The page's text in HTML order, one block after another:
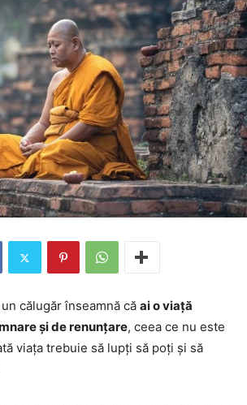
călugăr înseamnă că ai o viață
și de renunțare, ceea ce nu este
viața trebuie să lupți să poți și să